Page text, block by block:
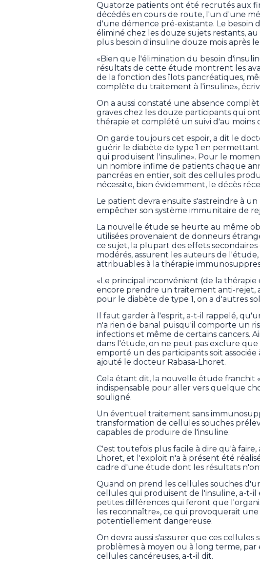
Quatorze patients ont été recrutés aux
décédés en cours de route, l'un d'une
d'une démence pré-existante. Le besoin
éliminé chez les douze sujets restants,
plus besoin d'insuline douze mois après
«Bien que l'élimination du besoin
résultats de cette étude montrent les
de la fonction des îlots pancréatiques,
complète du traitement à l'insuline»,
On a aussi constaté une absence
graves chez les douze participants qui
thérapie et complété un suivi d'au moins
On garde toujours cet espoir, a dit le
guérir le diabète de type 1 en
qui produisent l'insuline». Pour le
un nombre infime de patients chaque
pancréas en entier, soit des cellules
nécessite, bien évidemment, le décès
Le patient devra ensuite s'astreindre à
empêcher son système immunitaire de
La nouvelle étude se heurte au même
utilisées provenaient de donneurs
ce sujet, la plupart des effets
modérés, assurent les auteurs de
attribuables à la thérapie
«Le principal inconvénient (de la
encore prendre un traitement anti-rejet,
pour le diabète de type 1, on a d'autres
Il faut garder à l'esprit, a-t-il rappelé,
n'a rien de banal puisqu'il comporte un
infections et même de certains cancers.
dans l'étude, on ne peut pas exclure
emporté un des participants soit
ajouté le docteur Rabasa-Lhoret.
Cela étant dit, la nouvelle étude franchit
indispensable pour aller vers quelque
souligné.
Un éventuel traitement sans
transformation de cellules souches
capables de produire de l'insuline.
C'est toutefois plus facile à dire qu'à
Lhoret, et l'exploit n'a à présent été
cadre d'une étude dont les résultats
Quand on prend les cellules souches
cellules qui produisent de l'insuline, a-t-
petites différences qui feront que
les reconnaître», ce qui provoquerait
potentiellement dangereuse.
On devra aussi s'assurer que ces cellules
problèmes à moyen ou à long terme,
cellules cancéreuses, a-t-il dit.